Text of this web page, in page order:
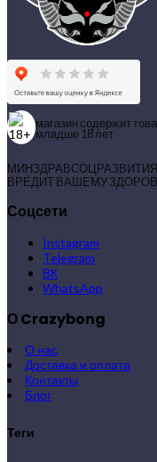
магазин содержит
младше 18 лет
ВРЕДИТ ВАШЕМУ
Соцсети
Instagram
Telegram
ВК
WhatsApp
О Crazybong
О нас
Доставка и оплата
Контакты
Блог
Теги